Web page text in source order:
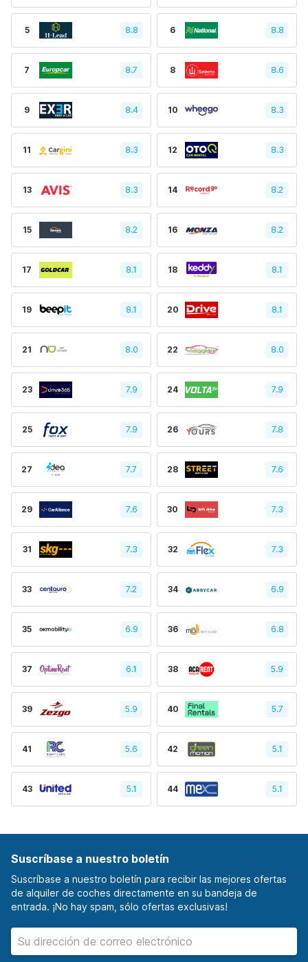
5 8.8 6 8.8
7 8.7 8 8.6
9 8.4 10 8.3
11 8.3 12 8.3
13 8.3 14 8.2
15 8.2 16 8.2
17 8.1 18 8.1
19 8.1 20 8.1
21 8.0 22 8.0
23 7.9 24 7.9
25 7.9 26 7.8
27 7.7 28 7.6
29 7.6 30 7.3
31 7.3 32 7.3
33 7.2 34 6.9
35 6.9 36 6.8
37 6.1 38 5.9
39 5.9 40 5.7
41 5.6 42 5.1
43 5.1 44 5.1
Suscríbase a nuestro boletín
Suscríbase a nuestro boletín para recibir las mejores ofertas
de alquiler de coches directamente en su bandeja de
entrada. ¡No hay spam, sólo ofertas exclusivas!